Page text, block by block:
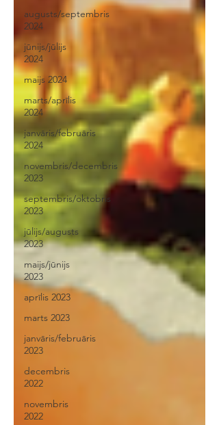
augusts/septembris
2024
jūnijs/jūlijs
2024
maijs 2024
marts/aprīlis
2024
janvāris/februāris
2024
novembris/decembris
2023
septembris/oktobris
2023
jūlijs/augusts
2023
maijs/jūnijs
2023
aprīlis 2023
marts 2023
janvāris/februāris
2023
decembris
2022
novembris
2022